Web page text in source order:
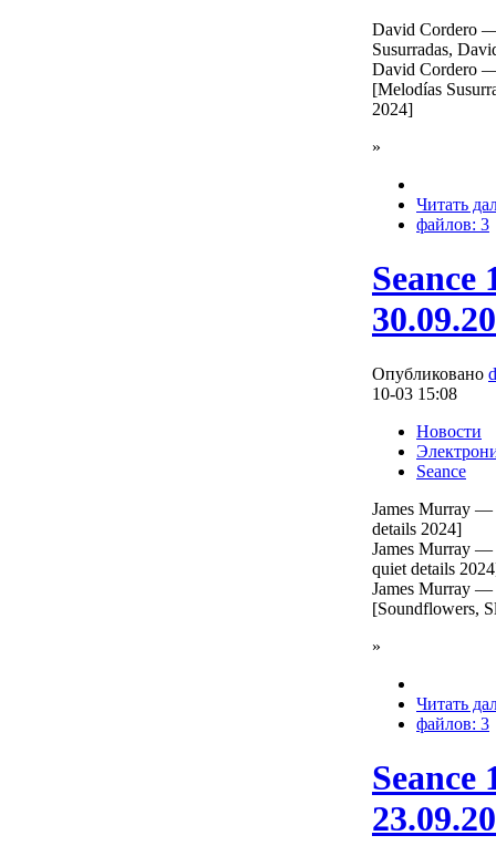
David Cordero
Susurradas,
David Cordero
[Melodías
2024]
»
Читать
файлов: 3
Seance
Опубликовано
10-03 15:08
Новости
Seance
James Murray —
details 2024]
James Murray —
quiet details
James Murray —
[Soundflowers,
»
Читать
файлов: 3
Seance